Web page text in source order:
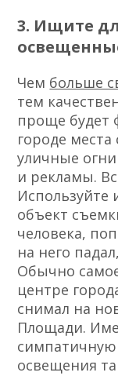
3. Ищите
Чем больше
тем
проще будет
городе
уличные
и рекламы.
Используйте
объект
человека,
на него
Обычно
центре
снимал на
Площади.
симпатичную
освещения